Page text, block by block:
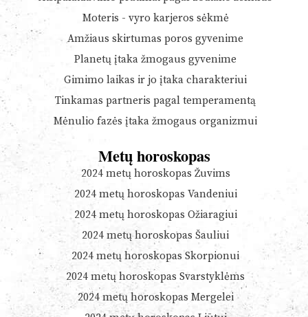
Moteris - vyro karjeros sėkmė
Amžiaus skirtumas poros gyvenime
Planetų įtaka žmogaus gyvenime
Gimimo laikas ir jo įtaka charakteriui
Tinkamas partneris pagal temperamentą
Mėnulio fazės įtaka žmogaus organizmui
Metų horoskopas
2024 metų horoskopas Žuvims
2024 metų horoskopas Vandeniui
2024 metų horoskopas Ožiaragiui
2024 metų horoskopas Šauliui
2024 metų horoskopas Skorpionui
2024 metų horoskopas Svarstyklėms
2024 metų horoskopas Mergelei